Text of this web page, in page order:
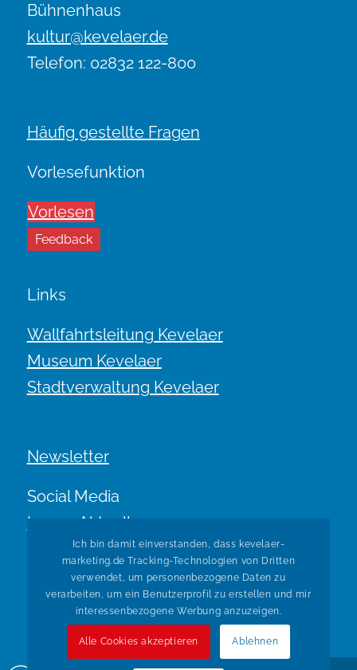
Bühnenhaus
kultur@kevelaer.de
Telefon: 02832 122-800
Häufig gestellte Fragen
Vorlesefunktion
Vorlesen
Feedback
Links
Wallfahrtsleitung Kevelaer
Museum Kevelaer
Stadtverwaltung Kevelaer
Newsletter
Social Media
Immer Aktuell.
Ich bin damit einverstanden, dass kevelaer-
marketing.de Tracking-Technologien von Dritten
verwendet, um personenbezogene Daten zu
verarbeiten, um ein Benutzerprofil zu erstellen und mir
interessenbezogene Werbung anzuzeigen.
Alle Cookies akzeptieren Ablehnen